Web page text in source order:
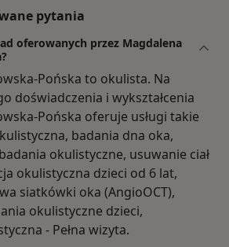
pytania
oferowanych przez Magdalena
Pońska to okulista. Na
doświadczenia i wykształcenia
Pońska oferuje usługi takie
badania dna oka,
okulistyczne, usuwanie ciał
okulistyczna dzieci od 6 lat,
siatkówki oka (AngioOCT),
okulistyczne dzieci,
- Pełna wizyta.